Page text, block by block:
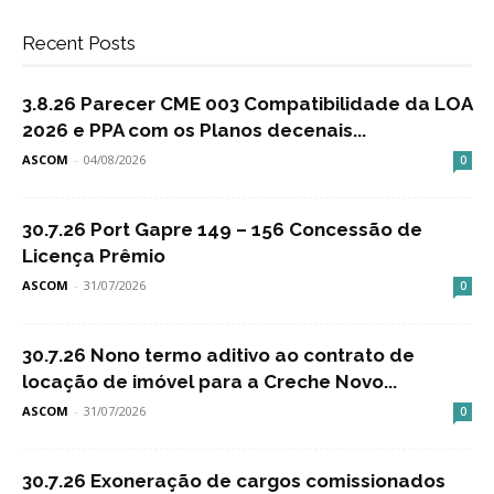
Recent Posts
3.8.26 Parecer CME 003 Compatibilidade da LOA
2026 e PPA com os Planos decenais...
ASCOM - 04/08/2026 0
30.7.26 Port Gapre 149 – 156 Concessão de
Licença Prêmio
ASCOM - 31/07/2026 0
30.7.26 Nono termo aditivo ao contrato de
locação de imóvel para a Creche Novo...
ASCOM - 31/07/2026 0
30.7.26 Exoneração de cargos comissionados